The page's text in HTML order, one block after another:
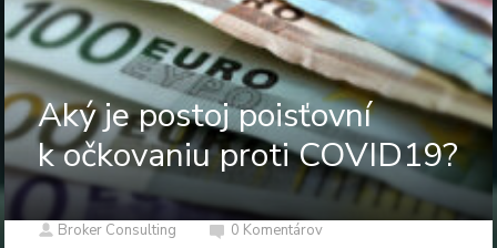
Aký je postoj poisťovní
k očkovaniu proti COVID19?
Broker Consulting 0 Komentárov